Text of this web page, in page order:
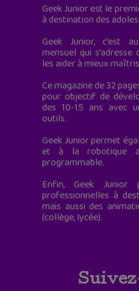
Geek Junior est le
à destination des
Geek Junior, c’est
mensuel qui
les aider à mieux
Ce magazine de 32
pour objectif de
des 10-15 ans avec
outils.
Geek Junior permet
et à la robotique
programmable.
Enfin, Geek Junior
professionnelles à
mais aussi des
(collège, lycée).